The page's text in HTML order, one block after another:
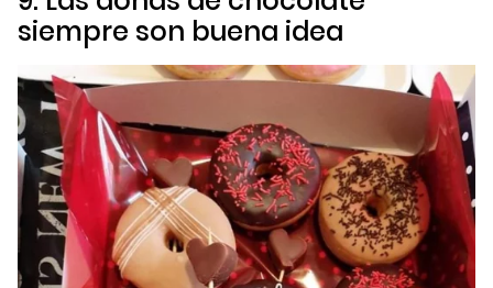
siempre son buena idea